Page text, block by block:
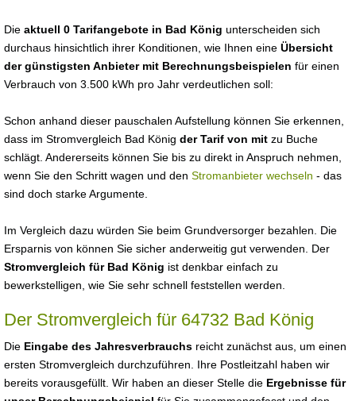
Die aktuell 0 Tarifangebote in Bad König unterscheiden sich
durchaus hinsichtlich ihrer Konditionen, wie Ihnen eine Übersicht
der günstigsten Anbieter mit Berechnungsbeispielen für einen
Verbrauch von 3.500 kWh pro Jahr verdeutlichen soll:
Schon anhand dieser pauschalen Aufstellung können Sie erkennen,
dass im Stromvergleich Bad König der Tarif von mit zu Buche
schlägt. Andererseits können Sie bis zu direkt in Anspruch nehmen,
wenn Sie den Schritt wagen und den Stromanbieter wechseln - das
sind doch starke Argumente.
Im Vergleich dazu würden Sie beim Grundversorger bezahlen. Die
Ersparnis von können Sie sicher anderweitig gut verwenden. Der
Stromvergleich für Bad König ist denkbar einfach zu
bewerkstelligen, wie Sie sehr schnell feststellen werden.
Der Stromvergleich für 64732 Bad König
Die Eingabe des Jahresverbrauchs reicht zunächst aus, um einen
ersten Stromvergleich durchzuführen. Ihre Postleitzahl haben wir
bereits vorausgefüllt. Wir haben an dieser Stelle die Ergebnisse für